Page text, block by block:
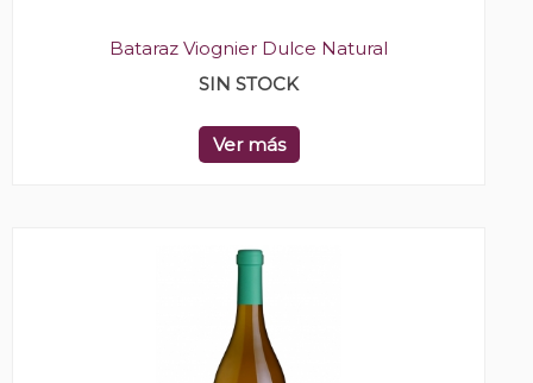
Bataraz Viognier Dulce Natural
SIN STOCK
Ver más